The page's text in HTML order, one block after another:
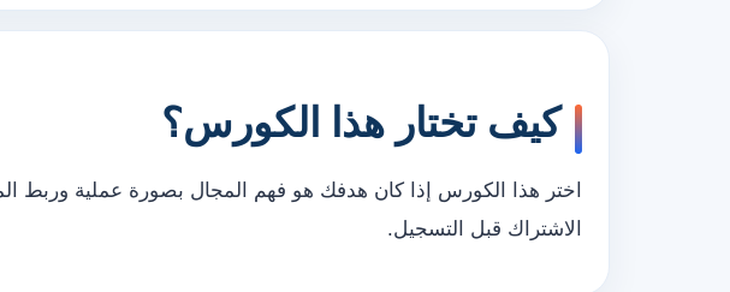
كيف تختار هذا الكورس؟
اختر هذا الكورس إذا كان هدفك هو فهم المجال بصورة عملية وربط
الاشتراك قبل التسجيل.